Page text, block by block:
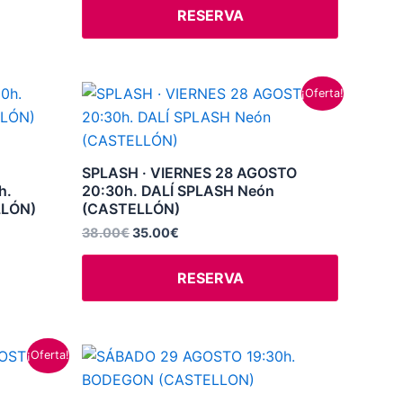
RESERVA
¡Oferta!
SPLASH · VIERNES 28 AGOSTO
20:30h. DALÍ SPLASH Neón
(CASTELLÓN)
38.00€
El
precio
original
era:
35.00€
El
actual
RESERVA
¡Oferta!
Este
producto